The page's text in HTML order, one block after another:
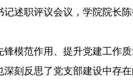
述职评议会议，学院院长
模范作用、提升党建工作
刻反思了党支部建设中存